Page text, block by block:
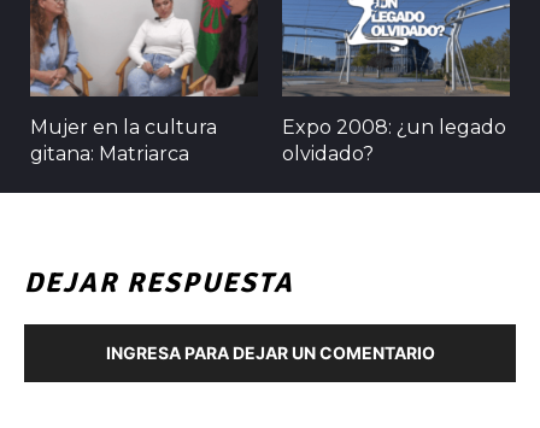
Mujer en la cultura
gitana: Matriarca
Expo 2008: ¿un legado
olvidado?
DEJAR RESPUESTA
INGRESA PARA DEJAR UN COMENTARIO